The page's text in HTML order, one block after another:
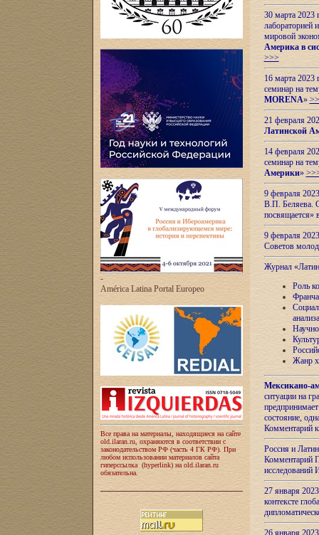
-
América Latina Portal Europeo
Все права на материалы, находящиеся на сайте
old.ilaran.ru, охраняются в соответствии с
законодательством РФ (часть 4 ГК РФ). При
любом использовании материалов сайта
гиперссылка (hyperlink) на old.ilaran.ru
обязательна.
30 марта 2023
лабораторией
мировой
Америка в
>>>
16 марта 2023
семинар на
MORENA»
21 февраля
Латинской
14 февраля
семинар на
Америки»
9 февраля
В.П. Беляева.
посвящается»
9 февраля
Советов
Журнал
Роль
анализа
Жанр
Мексикано-
ситуации на
состояние,
Комментарий
Россия и
Комментарий
27 января
контексте
26 января